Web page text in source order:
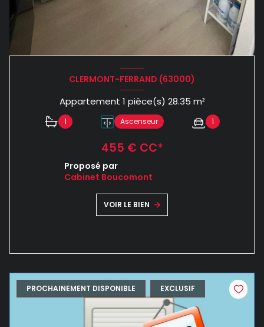
CLERMONT-FERRAND (63000)
Appartement 1 pièce(s) 28.35 m²
1 Ascenseur 1
455 € CC*
Proposé par
Cabinet Boucomont
VOIR LE BIEN
PROCHAINEMENT DISPONIBLE EXCLUSIF